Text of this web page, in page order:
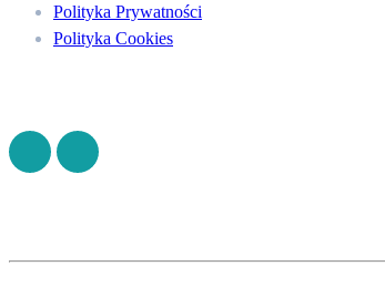
Polityka Prywatności
Polityka Cookies